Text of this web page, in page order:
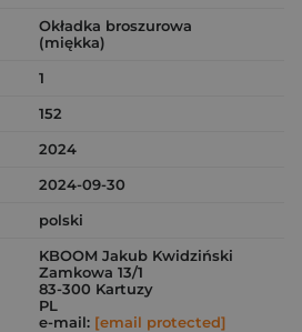
Okładka broszurowa
(miękka)
1
152
2024
2024-09-30
polski
KBOOM Jakub Kwidziński
Zamkowa 13/1
83-300 Kartuzy
PL
e-mail: [email protected]